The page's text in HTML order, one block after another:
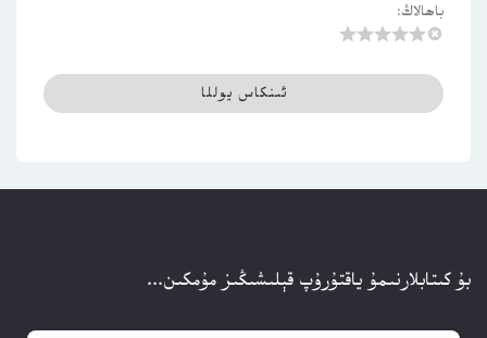
باھالاڭ:
بۇ كىتابلارنىمۇ ياقتۇرۇپ قېلىشىڭىز مۇمكىن...